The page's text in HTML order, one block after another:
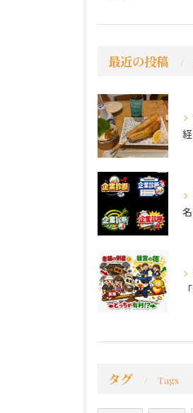
最近の投稿
タグ Tags